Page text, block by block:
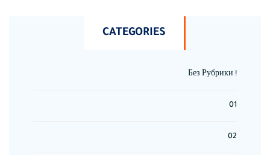
CATEGORIES
! Без Рубрики
01
02